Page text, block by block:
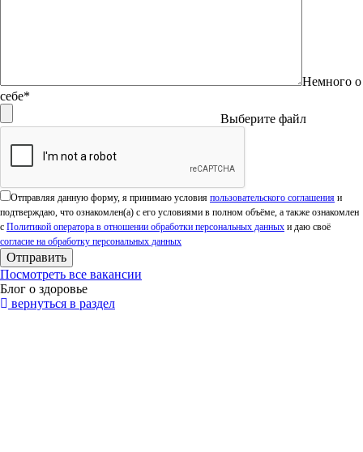
Немного о
себе*
Выберите файл
Отправляя данную форму, я принимаю условия пользовательского соглашения и
подтверждаю, что ознакомлен(а) с его условиями в полном объёме, а также ознакомлен
с Политикой оператора в отношении обработки персональных данных и даю своё
согласие на обработку персональных данных
Посмотреть все вакансии
Блог о здоровье
вернуться в раздел